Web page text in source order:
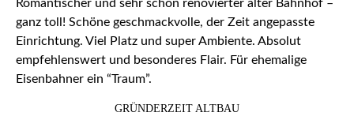
Romantischer und sehr schön renovierter alter Bahnhof –
ganz toll! Schöne geschmackvolle, der Zeit angepasste
Einrichtung. Viel Platz und super Ambiente. Absolut
empfehlenswert und besonderes Flair. Für ehemalige
Eisenbahner ein “Traum”.
GRÜNDERZEIT ALTBAU